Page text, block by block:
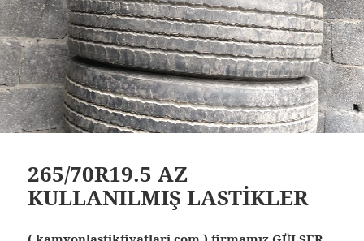
265/70R19.5 AZ
KULLANILMIŞ LASTİKLER